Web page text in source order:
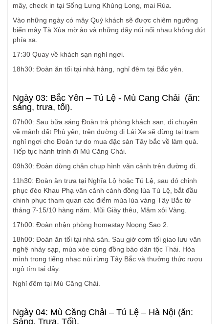
mây, check in tại Sống Lưng Khủng Long, mai Rùa.
Vào những ngày có mây Quý khách sẽ được chiêm ngưỡng
biển mây Tà Xùa mờ ảo và những dãy núi nối nhau không dứt
phía xa.
17:30 Quay về khách sạn nghỉ ngơi.
18h30: Đoàn ăn tối tại nhà hàng, nghỉ đêm tại Bắc yên.
Ngày 03: Bắc Yên – Tú Lệ - Mù Cang Chải (ăn:
sáng, trưa, tối).
07h00: Sau bữa sáng Đoàn trả phòng khách sạn, di chuyển
về mảnh đất Phù yên, trên đường đi Lái Xe sẽ dừng tại trạm
nghỉ ngơi cho Đoàn tự do mua đặc sản Tây bắc về làm quà.
Tiếp tục hành trình đi Mù Căng Chải.
09h30: Đoàn dừng chân chụp hình vãn cảnh trên đường đi.
11h30: Đoàn ăn trưa tại Nghĩa Lộ hoặc Tú Lệ, sau đó chinh
phục đèo Khau Phạ vãn cảnh cánh đồng lúa Tú Lệ, bắt đầu
chinh phục tham quan các điểm mùa lúa vàng Tây Bắc từ
tháng 7-15/10 hàng năm. Mũi Giày thêu, Mâm xôi Vàng.
17h00: Đoàn nhận phòng homestay Noọng Sao 2.
18h00: Đoàn ăn tối tại nhà sàn. Sau giờ cơm tối giao lưu văn
nghệ nhảy sạp, múa xòe cùng đồng bào dân tộc Thái. Hòa
mình trong tiếng nhạc núi rừng Tây Bắc và thưởng thức rượu
ngô tím tại đây.
Nghỉ đêm tại Mù Căng Chải.
Ngày 04: Mù Căng Chải – Tú Lệ – Hà Nội (ăn:
Sáng, Trưa, Tối).